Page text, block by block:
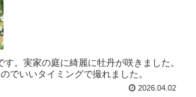
。実家の庭に綺麗に牡丹が咲きました。
でいいタイミングで撮れました。
2026.04.02